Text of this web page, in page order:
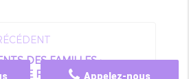
DES FAMILLES :
RECONNAISSANCE !
Appelez-nous